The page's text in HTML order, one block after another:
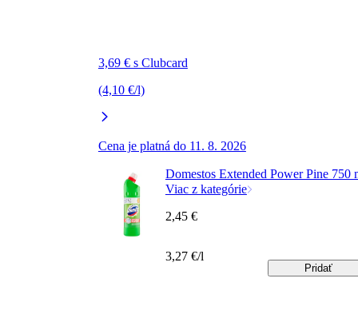
3,69 € s Clubcard
(4,10 €/l)
Cena je platná do 11. 8. 2026
Domestos Extended Power Pine 750
Viac z kategórie
2,45 €
3,27 €/l
Pridať